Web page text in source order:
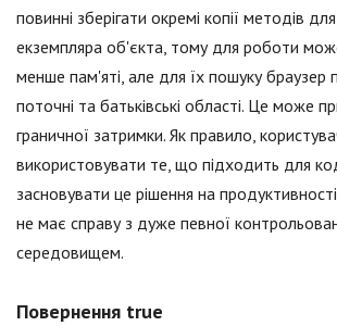
повинні зберігати окремі копії методів
екземпляра об'єкта, тому для роботи
менше пам'яті, але для їх пошуку браузер
поточні та батьківські області. Це може
граничної затримки. Як правило,
використовувати те, що підходить для
засновувати це рішення на
не має справу з дуже певної
середовищем.
Повернення true